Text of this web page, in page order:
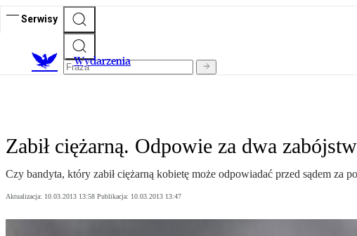
Serwisy
Wydarzenia
Zabił ciężarną. Odpowie za dwa
Czy bandyta, który zabił ciężarną kobietę może odpowiadać przed sądem za
Aktualizacja: 10.03.2013 13:58 Publikacja: 10.03.2013 13:47